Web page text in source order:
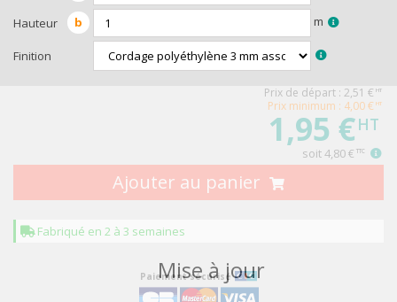
RECEVEZ
Hauteur b m
Finition
Mise à jour
Prix de départ : 2,51 € HT
Prix minimum : 4,00 € HT
1,95 €HT
soit4,80 € TTC
Ajouter au panier
Fabriqué en 2 à 3 semaines
Paiement sécurisé